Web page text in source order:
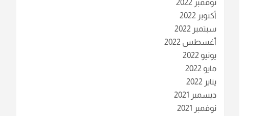
نوفمبر 2022
أكتوبر 2022
سبتمبر 2022
أغسطس 2022
يونيو 2022
مايو 2022
يناير 2022
ديسمبر 2021
نوفمبر 2021